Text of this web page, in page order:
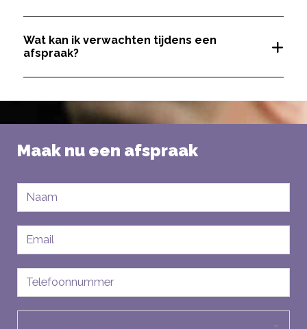
Wat kan ik verwachten tijdens een
afspraak?
Maak nu een afspraak
mailadres